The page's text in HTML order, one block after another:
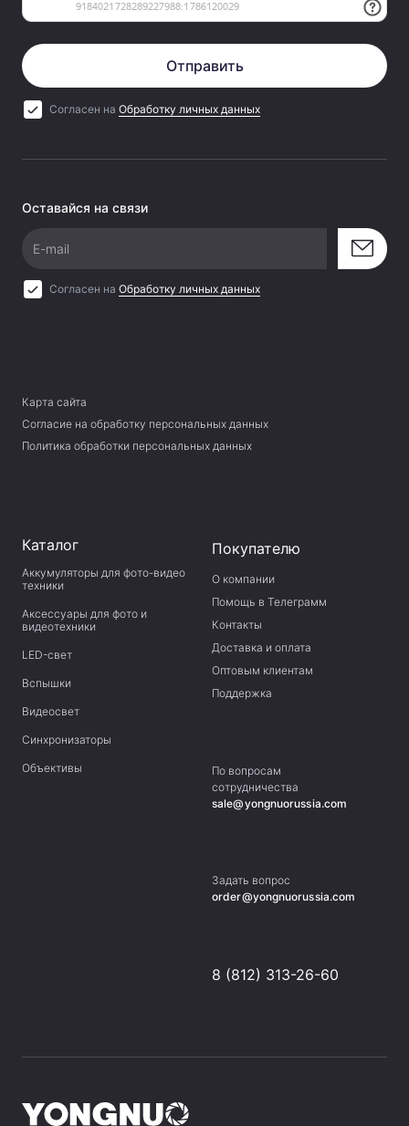
Отправить
Согласен на Обработку личных данных
Оставайся на связи
E-mail
Согласен на Обработку личных данных
Карта сайта
Согласие на обработку персональных данных
Политика обработки персональных данных
Каталог
Аккумуляторы для фото-видео
техники
Аксессуары для фото и
видеотехники
LED-свет
Вспышки
Видеосвет
Синхронизаторы
Объективы
Покупателю
О компании
Помощь в Телеграмм
Контакты
Доставка и оплата
Оптовым клиентам
Поддержка
По вопросам
сотрудничества
sale@yongnuorussia.com
Задать вопрос
order@yongnuorussia.com
8 (812) 313-26-60